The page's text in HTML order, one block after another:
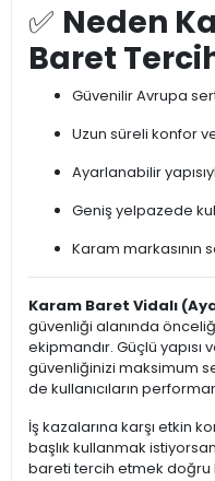
✅ Neden
Baret
Güvenilir Avrupa
Uzun süreli konfor ve
Ayarlanabilir
Geniş yelpazede
Karam markasının
Karam Baret Vidalı
güvenliği alanında
ekipmandır. Güçlü yapısı
güvenliğinizi maksimum
de kullanıcıların
İş kazalarına karşı etkin
başlık kullanmak
bareti tercih etmek doğru